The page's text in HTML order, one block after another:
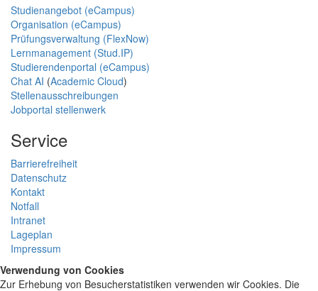
Studienangebot (eCampus)
Organisation (eCampus)
Prüfungsverwaltung (FlexNow)
Lernmanagement (Stud.IP)
Studierendenportal (eCampus)
Chat AI (Academic Cloud)
Stellenausschreibungen
Jobportal stellenwerk
Service
Barrierefreiheit
Datenschutz
Kontakt
Notfall
Intranet
Lageplan
Impressum
Verwendung von Cookies
Zur Erhebung von Besucherstatistiken verwenden wir Cookies. Die